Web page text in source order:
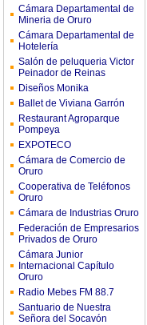
Cámara Departamental de
Mineria de Oruro
Cámara Departamental de
Hotelería
Salón de peluqueria Victor
Peinador de Reinas
Diseños Monika
Ballet de Viviana Garrón
Restaurant Agroparque
Pompeya
EXPOTECO
Cámara de Comercio de
Oruro
Cooperativa de Teléfonos
Oruro
Cámara de Industrias Oruro
Federación de Empresarios
Privados de Oruro
Cámara Junior
Internacional Capítulo
Oruro
Radio Mebes FM 88.7
Santuario de Nuestra
Señora del Socavón